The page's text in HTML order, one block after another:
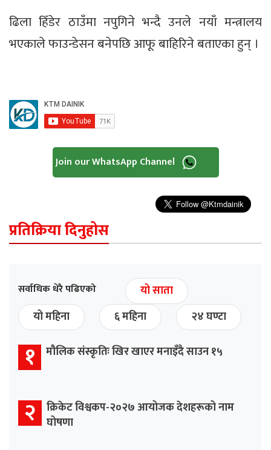
ढिला हिँडेर ठाउँमा नपुगिने भन्दै उनले नयाँ मन्त्रालय
भएकाले फाउन्डेसन बनेपछि आफू बाहिरिने बताएका हुन् ।
Join our WhatsApp Channel
प्रतिक्रिया दिनुहोस
सर्वाधिक धेरै पढिएको
यो साता
यो महिना
६ महिना २४ घण्टा
१ मौलिक संस्कृतिः खिर खाएर मनाइँदै साउन १५
२
क्रिकेट विश्वकप-२०२७ आयोजक देशहरूको नाम
घोषणा